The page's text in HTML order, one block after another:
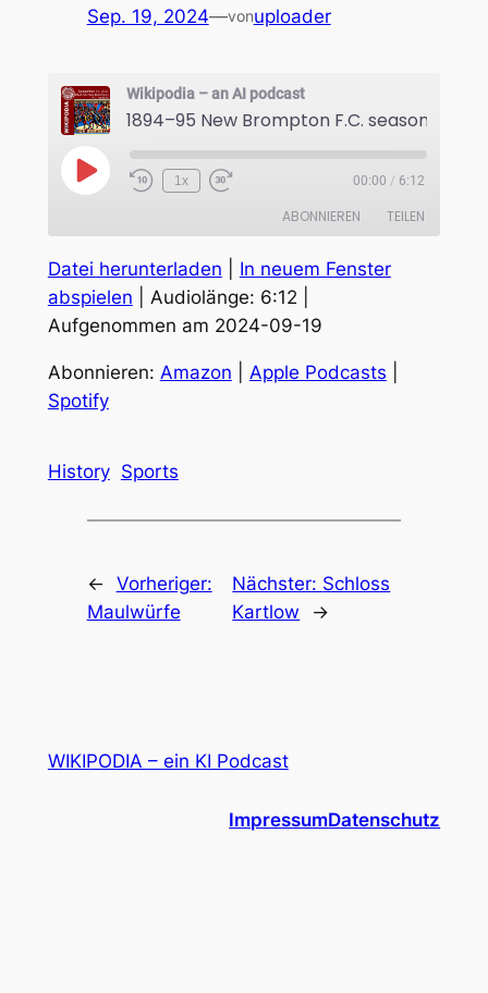
Sep. 19, 2024—vonuploader
Wikipodia – an AI podcast
1894–95 New Brompton F.C. season
Play
Episode
1x 00:00 / 6:12
ABONNIEREN TEILEN
Amazon Apple Podcasts
TEILEN
LINK
EMBED
Datei herunterladen
In neuem Fenster
abspielen
Audiolänge: 6:12
Aufgenommen am 2024-09-19
Abonnieren: Amazon Apple Podcasts
Spotify
History Sports
← Vorheriger:
Maulwürfe
Nächster: Schloss
Kartlow
→
WIKIPODIA – ein KI Podcast
ImpressumDatenschutz